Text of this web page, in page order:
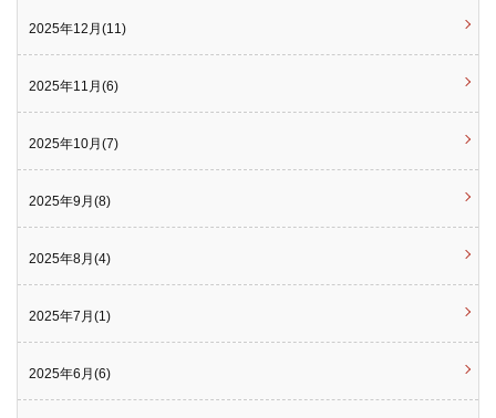
2025年12月(11)
2025年11月(6)
2025年10月(7)
2025年9月(8)
2025年8月(4)
2025年7月(1)
2025年6月(6)